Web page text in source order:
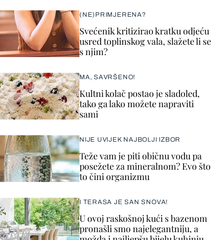
(NE)PRIMJERENA?
Svećenik kritizirao kratku odjeću
usred toplinskog vala, slažete li se
s njim?
MA, SAVRŠENO!
Kultni kolač postao je sladoled,
tako ga lako možete napraviti
sami
NIJE UVIJEK NAJBOLJI IZBOR
Teže vam je piti običnu vodu pa
posežete za mineralnom? Evo što
to čini organizmu
I TERASA JE SAN SNOVA!
U ovoj raskošnoj kući s bazenom
pronašli smo najelegantniju, a